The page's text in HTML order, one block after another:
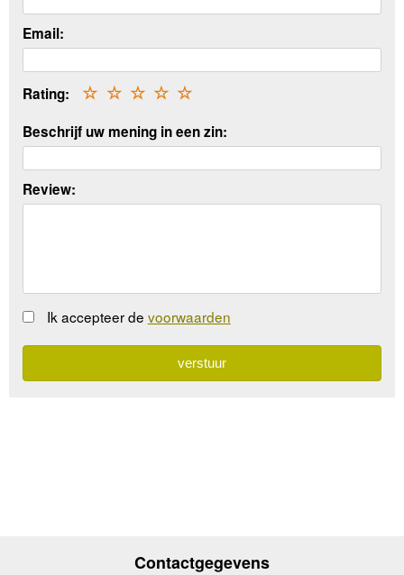
Email:
Rating: ☆
☆
☆
☆
☆
Beschrijf uw mening in een zin:
Review:
Ik accepteer de voorwaarden
Contactgegevens